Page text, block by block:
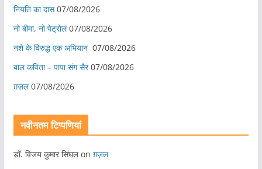
नियति का दास 07/08/2026
नो बीमा, नो पेट्रोल 07/08/2026
नशे के विरुद्ध एक अभियान 07/08/2026
बाल कविता – पापा संग सैर 07/08/2026
ग़ज़ल 07/08/2026
नवीनतम टिप्पणियां
डॉ. विजय कुमार सिंघलon ग़ज़ल